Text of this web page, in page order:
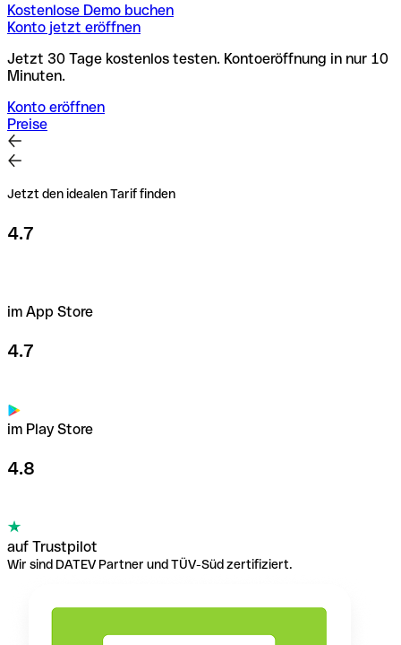
Kostenlose Demo buchen
Konto jetzt eröffnen
Jetzt 30 Tage kostenlos testen. Kontoeröffnung in nur 10
Minuten.
Konto eröffnen
Preise
Jetzt den idealen Tarif finden
4.7
im App Store
4.7
im Play Store
4.8
auf Trustpilot
Wir sind DATEV Partner und TÜV-Süd zertifiziert.